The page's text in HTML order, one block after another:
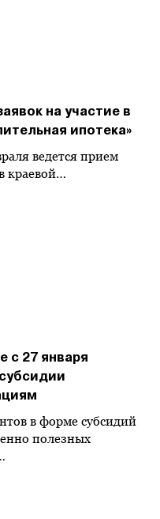
на участие в
ипотека»
ведется прием
краевой…
с 27 января
в форме субсидий
полезных